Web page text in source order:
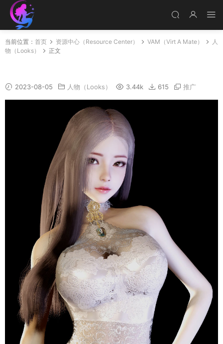
当前位置： 首页 资源中心（Resource Center） VAM（Virt A Mate）
人
物（Looks）
正文
2023-08-05 人物（Looks） 3.44k 615 推广